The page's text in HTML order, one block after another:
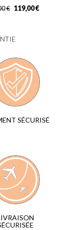
€ €
119,00
SÉCURISÉ